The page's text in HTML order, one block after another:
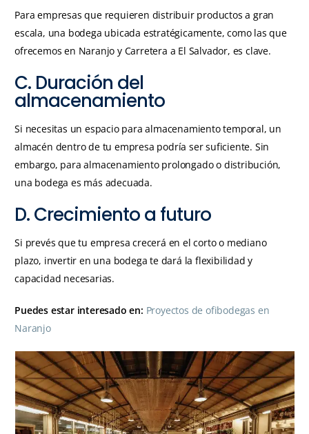
Para empresas que requieren distribuir productos a gran
escala, una bodega ubicada estratégicamente, como las que
ofrecemos en Naranjo y Carretera a El Salvador, es clave.
C. Duración del
almacenamiento
Si necesitas un espacio para almacenamiento temporal, un
almacén dentro de tu empresa podría ser suficiente. Sin
embargo, para almacenamiento prolongado o distribución,
una bodega es más adecuada.
D. Crecimiento a futuro
Si prevés que tu empresa crecerá en el corto o mediano
plazo, invertir en una bodega te dará la flexibilidad y
capacidad necesarias.
Puedes estar interesado en: Proyectos de ofibodegas en
Naranjo